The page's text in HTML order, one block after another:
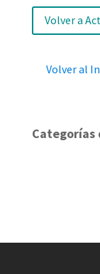
Volver a
Volver al
Categorías